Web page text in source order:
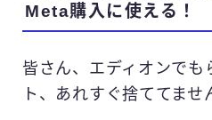
Meta購入に使える！
皆さん、エディオンでも
ト、あれすぐ捨ててませ